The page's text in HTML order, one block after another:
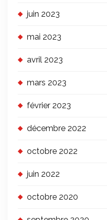
juin 2023
mai 2023
avril 2023
mars 2023
février 2023
décembre 2022
octobre 2022
juin 2022
octobre 2020